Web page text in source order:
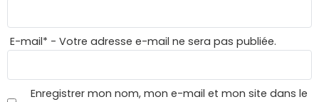
E-mail* - Votre adresse e-mail ne sera pas publiée.
Enregistrer mon nom, mon e-mail et mon site dans le